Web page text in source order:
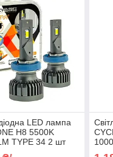
LED лампа
H8 5500K
TYPE 34 2 шт